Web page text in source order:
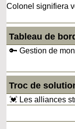
Colonel signifiera
Tableau de
🔑 Gestion de
Troc de
💓 Les alliances